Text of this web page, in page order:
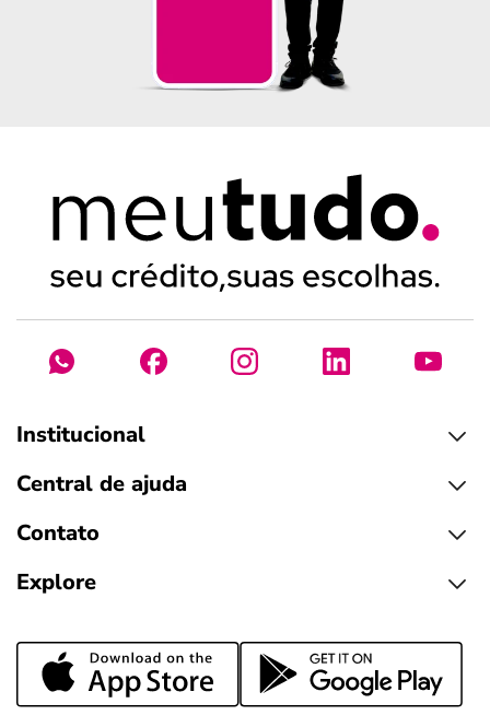
Institucional
Central de ajuda
Contato
Explore